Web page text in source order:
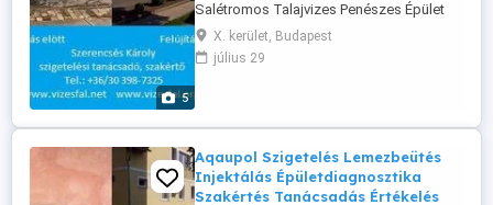
5
Salétromos Talajvizes Penészes Épület
Pince Több Fajta Sávszigetelése
Falszárítása Bontás Nélkül Roncsolás
Mentesen Is 20 év Garanciával.
DUNAKANYAR A BALATON A VELENCEI TÓ
MELLETTI TELEPÜLÉSEKEN Budapest ...
X. kerület, Budapest
július 29
Aqaupol Szigetelés Lemezbeütés
Injektálás Épületdiagnosztika
Szakértés Tanácsadás Értékelés